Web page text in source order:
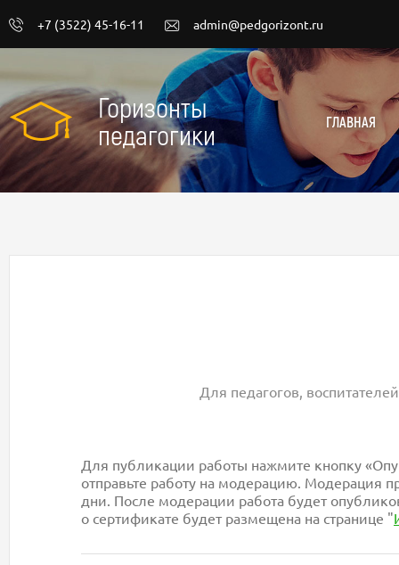
+7 (3522) 45-16-11 admin@pedgorizont.ru
Горизонты
педагогики
ГЛАВНАЯ
Для педагогов,
Для публикации работы нажмите кнопку
отправьте работу на модерацию. Модерация
дни. После модерации работа будет
о сертификате будет размещена на странице "